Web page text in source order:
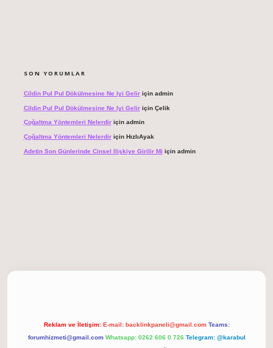
SON YORUMLAR
Cildin Pul Pul Dökülmesine Ne Iyi Geliriçin admin
Cildin Pul Pul Dökülmesine Ne Iyi Geliriçin Çelik
Çoğaltma Yöntemleri Nelerdiriçin admin
Çoğaltma Yöntemleri Nelerdiriçin HızlıAyak
Adetin Son Günlerinde Cinsel Ilişkiye Girilir Mi için admin
Reklam ve İletişim: E-mail: backlinkpaneli@gmail.com Teams:
forumhizmeti@gmail.com Whatsapp: 0262 606 0 726 Telegram: @karabul